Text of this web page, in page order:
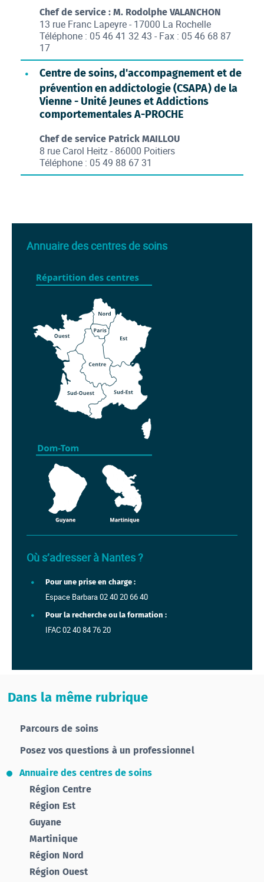
Chef de service : M. Rodolphe VALANCHON
13 rue Franc Lapeyre - 17000 La Rochelle
Téléphone : 05 46 41 32 43 - Fax : 05 46 68 87
17
Centre de soins, d'accompagnement et de
prévention en addictologie (CSAPA) de la
Vienne - Unité Jeunes et Addictions
comportementales A-PROCHE
Chef de service Patrick MAILLOU
8 rue Carol Heitz - 86000 Poitiers
Téléphone : 05 49 88 67 31
Annuaire des centres de soins
Où s’adresser à Nantes ?
Pour une prise en charge :
Espace Barbara 02 40 20 66 40
Pour la recherche ou la formation :
IFAC 02 40 84 76 20
Dans la même rubrique
Parcours de soins
Posez vos questions à un professionnel
Annuaire des centres de soins
Région Centre
Région Est
Guyane
Martinique
Région Nord
Région Ouest